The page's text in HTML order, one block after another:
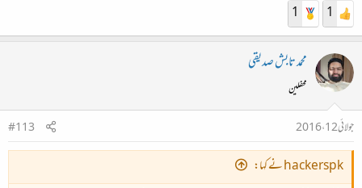
1
1
محمد تابش صدیقی
محفلین
جولائی 12، 2016
#113
hackerspk نے کہا: